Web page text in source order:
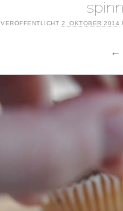
VERÖFFENTLICHT 2. OKTOBER 2014
←